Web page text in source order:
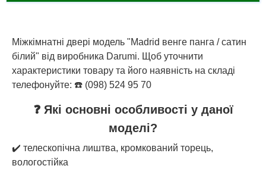
Міжкімнатні двері модель "Madrid венге панга / сатин
білий" від виробника Darumi. Щоб уточнити
характеристики товару та його наявність на складі
телефонуйте: ☎️ (098) 524 95 70
❓ Які основні особливості у даної
моделі?
✔️ телескопічна лиштва, кромкований торець,
вологостійка